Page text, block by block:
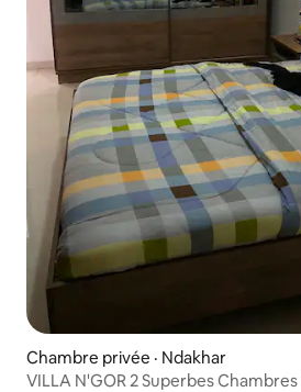
Chambre privée · Ndakhar